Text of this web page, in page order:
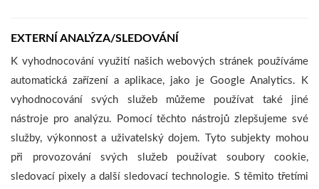
EXTERNÍ ANALÝZA/SLEDOVÁNÍ
K vyhodnocování využití našich webových stránek používáme
automatická zařízení a aplikace, jako je Google Analytics. K
vyhodnocování svých služeb můžeme používat také jiné
nástroje pro analýzu. Pomocí těchto nástrojů zlepšujeme své
služby, výkonnost a uživatelský dojem. Tyto subjekty mohou
při provozování svých služeb používat soubory cookie,
sledovací pixely a další sledovací technologie. S těmito třetími